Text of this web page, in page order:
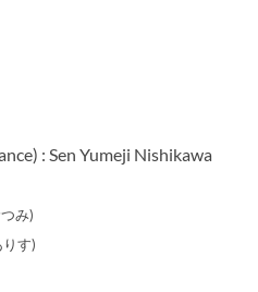
: Sen Yumeji Nishikawa
み)
す)